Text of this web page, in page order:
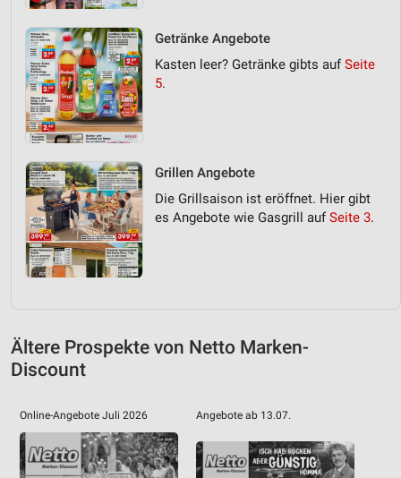
Getränke Angebote
Kasten leer? Getränke gibts aufSeite
5.
Grillen Angebote
Die Grillsaison ist eröffnet. Hier gibt
es Angebote wie Gasgrill aufSeite 3.
Ältere Prospekte von Netto Marken-
Discount
Online-Angebote Juli 2026 Angebote ab 13.07.